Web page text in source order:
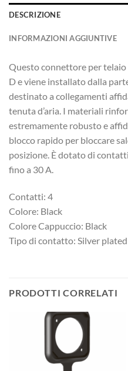
DESCRIZIONE
INFORMAZIONI AGGIUNTIVE
Questo connettore per telaio
D e viene installato dalla
destinato a collegamenti
tenuta d’aria. I materiali
estremamente robusto e
blocco rapido per bloccare
posizione. È dotato di
fino a 30 A.
Contatti: 4
Colore: Black
Colore Cappuccio: Black
Tipo di contatto: Silver plated
PRODOTTI CORRELATI